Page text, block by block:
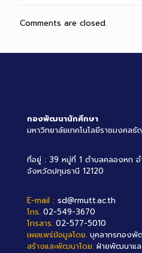
Comments are closed.
กองพัฒนานักศึกษา
มหาวิทยาลัยเทคโนโลยีราชมงคลธั
ที่อยู่ : 39 หมู่ที่ 1 ตำบลคลองหก อ
จังหวัดปทุมธานี 12120
E-mail : sd@rmutt.ac.th
โทร. 02-549-3670
โทรสาร. 02-577-5010
เผยแพร่ข้อมูลโดย. บุคลากรกองพั
สร้างและพัฒนาโดย. ฝ่ายพัฒนาแล